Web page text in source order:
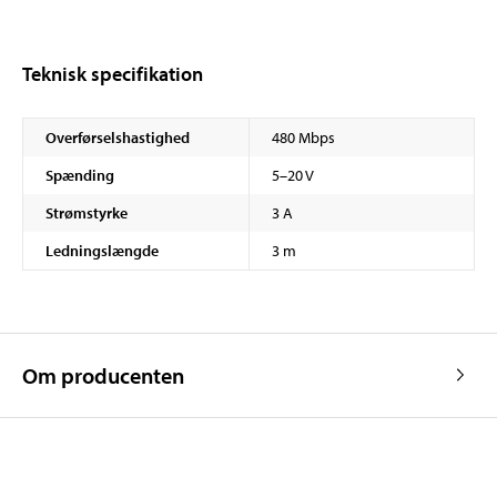
Teknisk specifikation
Overførselshastighed
480 Mbps
Spænding
5–20 V
Strømstyrke
3 A
Ledningslængde
3 m
Om producenten